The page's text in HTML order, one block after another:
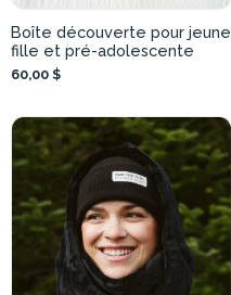
Boîte découverte pour jeune
fille et pré-adolescente
60,00 $